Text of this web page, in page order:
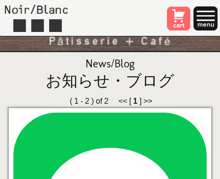
News/Blog
お知らせ・ブログ
( 1 - 2 ) of 2 << [ 1 ] >>